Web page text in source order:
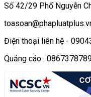
Số 42/29 Phố Nguyễn
Điện thoại liên hệ -
Quảng cáo :